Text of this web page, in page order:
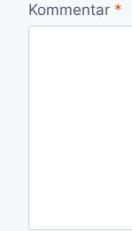
Kommentar *